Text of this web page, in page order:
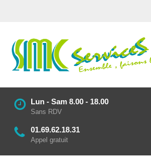
Lun - Sam 8.00 - 18.00
Sans RDV
01.69.62.18.31
Appel gratuit